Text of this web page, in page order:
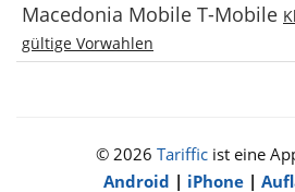
Macedonia Mobile T-Mobile
gültige Vorwahlen
© 2026 Tarifficist eine
Android | iPhone|